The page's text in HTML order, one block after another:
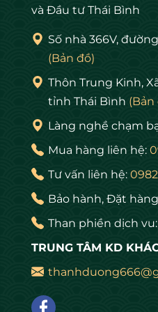
và Đầu tư Thái Bình
Số nhà 366V,
(Bản đồ)
Thôn Trung Kinh,
tỉnh Thái Bình (Bản
Làng nghề chạm
Mua hàng liên hệ:
Tư vấn liên hệ:
Bảo hành, Đặt
Than phiền dịch vu:
TRUNG TÂM KD